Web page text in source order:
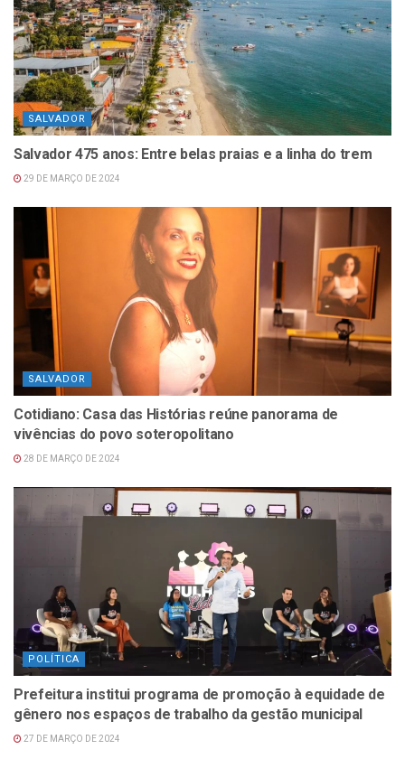
SALVADOR
Salvador 475 anos: Entre belas praias e a linha do trem
29 DE MARÇO DE 2024
SALVADOR
Cotidiano: Casa das Histórias reúne panorama de
vivências do povo soteropolitano
28 DE MARÇO DE 2024
POLÍTICA
Prefeitura institui programa de promoção à equidade de
gênero nos espaços de trabalho da gestão municipal
27 DE MARÇO DE 2024